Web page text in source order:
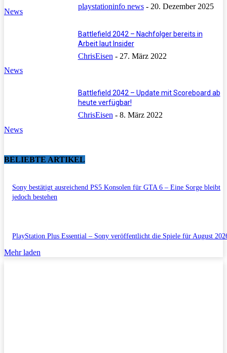
News
playstationinfo news - 20. Dezember 2025
News
Battlefield 2042 – Nachfolger bereits in
Arbeit laut Insider
ChrisEisen - 27. März 2022
News
Battlefield 2042 – Update mit Scoreboard ab
heute verfügbar!
ChrisEisen - 8. März 2022
BELIEBTE ARTIKEL
Sony bestätigt ausreichend PS5 Konsolen für GTA 6 – Eine Sorge bleibt
jedoch bestehen
PlayStation Plus Essential – Sony veröffentlicht die Spiele für August
Mehr laden